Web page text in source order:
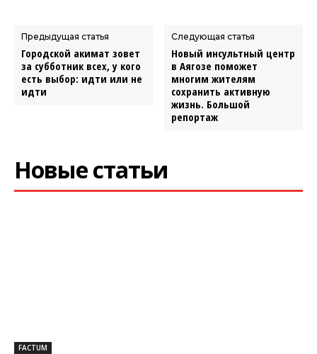
Предыдущая статья
Городской акимат зовет
за субботник всех, у кого
есть выбор: идти или не
идти
Следующая статья
Новый инсультный центр
в Аягозе поможет
многим жителям
сохранить активную
жизнь. Большой
репортаж
Новые статьи
FACTUM